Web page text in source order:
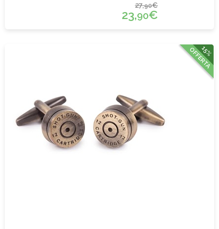
27,90€
23,90€
15%
OFFERTA